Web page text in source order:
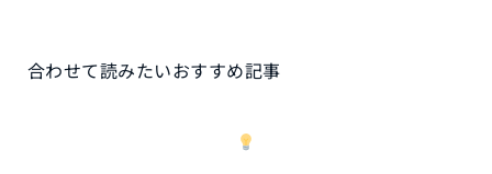
合わせて読みたいおすすめ記事